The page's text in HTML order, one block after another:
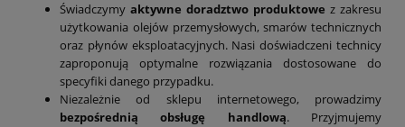
Świadczymy aktywne doradztwo produktowe z zakresu
użytkowania olejów przemysłowych, smarów technicznych
oraz płynów eksploatacyjnych. Nasi doświadczeni technicy
zaproponują optymalne rozwiązania dostosowane do
specyfiki danego przypadku.
Niezależnie od sklepu internetowego, prowadzimy
bezpośrednią obsługę handlową. Przyjmujemy